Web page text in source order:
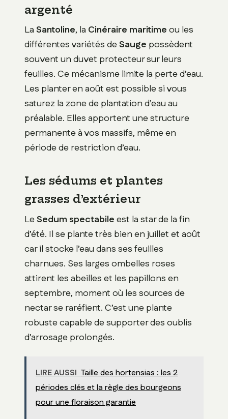
argenté
LaSantoline, la Cinéraire maritimeou les
différentes variétés deSauge possèdent
souvent un duvet protecteur sur leurs
feuilles. Ce mécanisme limite la perte d’eau.
Les planter en août est possible si vous
saturez la zone de plantation d’eau au
préalable. Elles apportent une structure
permanente à vos massifs, même en
période de restriction d’eau.
Les sédums et plantes
grasses d’extérieur
LeSedum spectabileest la star de la fin
d’été. Il se plante très bien en juillet et août
car il stocke l’eau dans ses feuilles
charnues. Ses larges ombelles roses
attirent les abeilles et les papillons en
septembre, moment où les sources de
nectar se raréfient. C’est une plante
robuste capable de supporter des oublis
d’arrosage prolongés.
LIRE AUSSI Taille des hortensias : les 2
périodes clés et la règle des bourgeons
pour une floraison garantie